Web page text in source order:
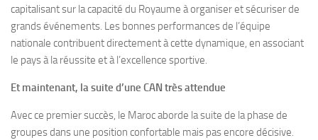
capitalisant sur la capacité du Royaume à organiser et sécuriser de
grands événements. Les bonnes performances de l’équipe
nationale contribuent directement à cette dynamique, en associant
le pays à la réussite et à l’excellence sportive.
Et maintenant, la suite d’une CAN très attendue
Avec ce premier succès, le Maroc aborde la suite de la phase de
groupes dans une position confortable mais pas encore décisive.